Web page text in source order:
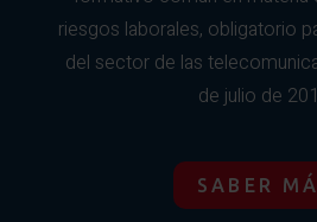
Realización de rescate y
elemento de amarre
doble con absorbedor.
Utilización de la cuerda guía.
Evaluación tras la práctica.
riesgos laborales, obligatorio
del sector de las
de julio de
SABER